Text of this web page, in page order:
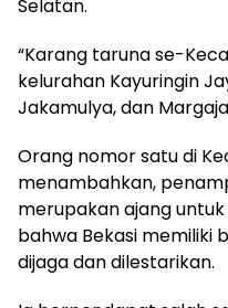
Selatan.
“Karang taruna se-
kelurahan Kayuringin
Jakamulya, dan
Orang nomor satu di
menambahkan,
merupakan ajang
bahwa Bekasi memiliki
dijaga dan dilestarikan.